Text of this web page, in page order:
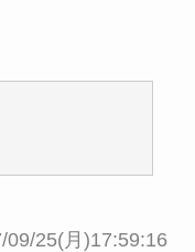
09/25(月)17:59:16